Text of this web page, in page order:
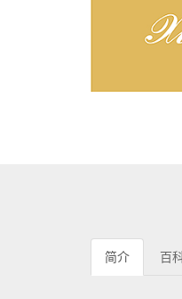
简介 百